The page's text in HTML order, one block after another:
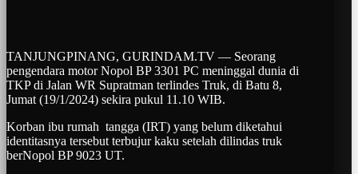
TANJUNGPINANG, GURINDAM.TV — Seorang
pengendara motor Nopol BP 3301 PC meninggal dunia di
TKP di Jalan WR Supratman terlindes Truk, di Batu 8,
Jumat (19/1/2024) sekira pukul 11.10 WIB.
Korban ibu rumah tangga (IRT) yang belum diketahui
identitasnya tersebut terbujur kaku setelah dilindas truk
berNopol BP 9023 UT.